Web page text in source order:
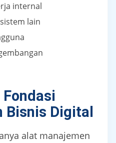
internal
lain
Bisnis Digital
alat manajemen